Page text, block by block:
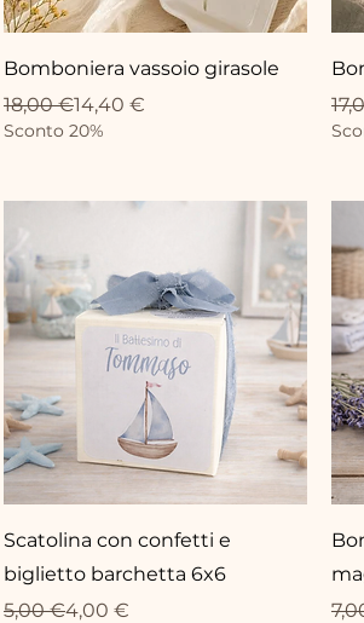
Bomboniera vassoio girasole
Prix original
18,00 €
Prix promotionnel
14,40 €
Sconto 20%
Scatolina con confetti e
biglietto barchetta 6x6
Prix original
5,00 €
Prix promotionnel
4,00 €